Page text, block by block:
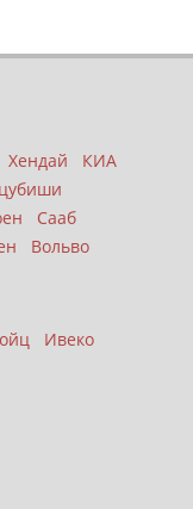
Хендай
КИА
Сааб
Вольво
Ивеко